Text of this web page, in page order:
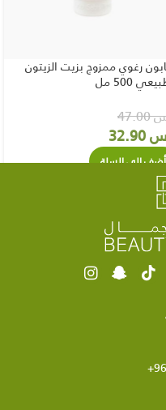
رغوي ممزوج بزيت الزيتون
500 مل
47.00
أضف إلي السلة